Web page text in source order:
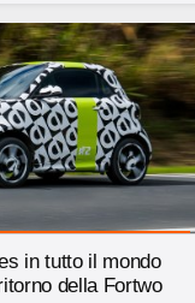
in tutto il mondo
della Fortwo